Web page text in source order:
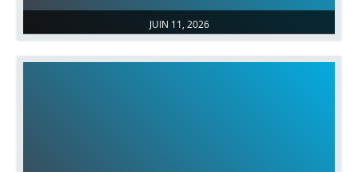
JUIN 11, 2026